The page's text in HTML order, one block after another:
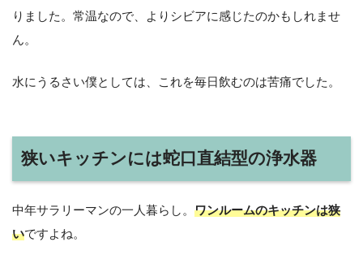
りました。常温なので、よりシビアに感じたのかもしれませ
ん。
水にうるさい僕としては、これを毎日飲むのは苦痛でした。
狭いキッチンには蛇口直結型の浄水器
中年サラリーマンの一人暮らし。 ワンルームのキッチンは狭
いですよね。